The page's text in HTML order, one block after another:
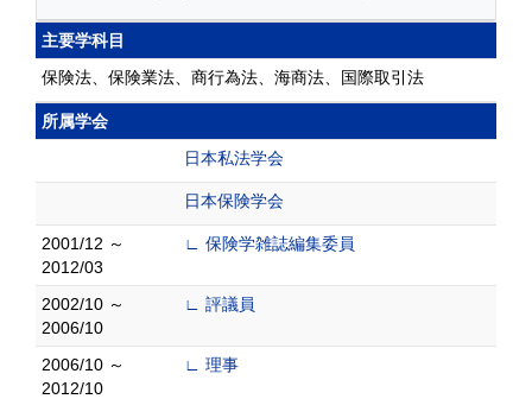
主要学科目
保険法、保険業法、商行為法、海商法、国際取引法
所属学会
日本私法学会
日本保険学会
2001/12 ～
2012/03
∟ 保険学雑誌編集委員
2002/10 ～
2006/10
∟ 評議員
2006/10 ～
2012/10
∟ 理事